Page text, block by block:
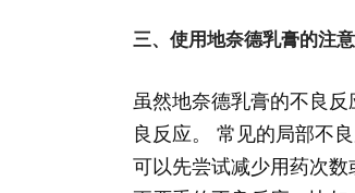
三、使用地奈德乳膏的注
虽然地奈德乳膏的不良
良反应。 常见的局部不
可以先尝试减少用药次